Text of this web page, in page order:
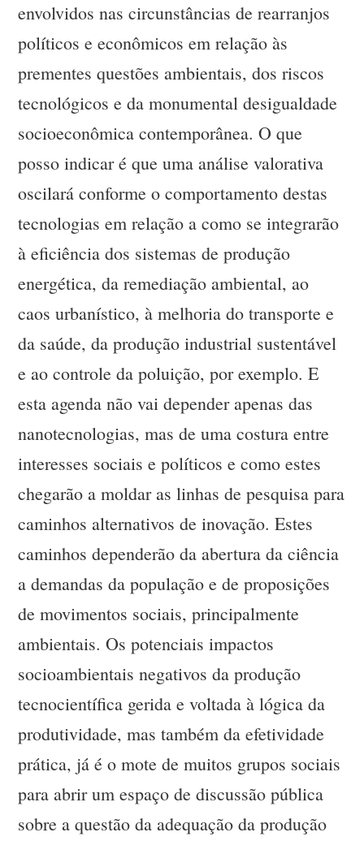
envolvidos nas circunstâncias de rearranjos
políticos e econômicos em relação às
prementes questões ambientais, dos riscos
tecnológicos e da monumental desigualdade
socioeconômica contemporânea. O que
posso indicar é que uma análise valorativa
oscilará conforme o comportamento destas
tecnologias em relação a como se integrarão
à eficiência dos sistemas de produção
energética, da remediação ambiental, ao
caos urbanístico, à melhoria do transporte e
da saúde, da produção industrial sustentável
e ao controle da poluição, por exemplo. E
esta agenda não vai depender apenas das
nanotecnologias, mas de uma costura entre
interesses sociais e políticos e como estes
chegarão a moldar as linhas de pesquisa para
caminhos alternativos de inovação. Estes
caminhos dependerão da abertura da ciência
a demandas da população e de proposições
de movimentos sociais, principalmente
ambientais. Os potenciais impactos
socioambientais negativos da produção
tecnocientífica gerida e voltada à lógica da
produtividade, mas também da efetividade
prática, já é o mote de muitos grupos sociais
para abrir um espaço de discussão pública
sobre a questão da adequação da produção